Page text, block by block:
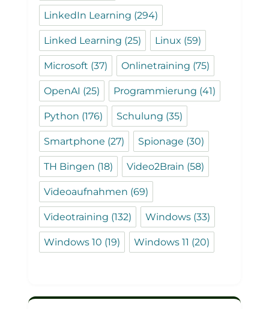
LinkedIn Learning (294)
Linked Learning (25) Linux (59)
Microsoft (37) Onlinetraining (75)
OpenAI (25) Programmierung (41)
Python (176) Schulung (35)
Smartphone (27) Spionage (30)
TH Bingen (18) Video2Brain (58)
Videoaufnahmen (69)
Videotraining (132) Windows (33)
Windows 10 (19) Windows 11 (20)